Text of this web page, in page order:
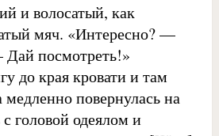
и волосатый, как
мяч. «Интересно? —
посмотреть!»
до края кровати и там
повернулась на
головой одеялом и